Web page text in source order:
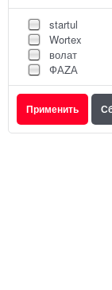
startul
Wortex
волат
ФАZА